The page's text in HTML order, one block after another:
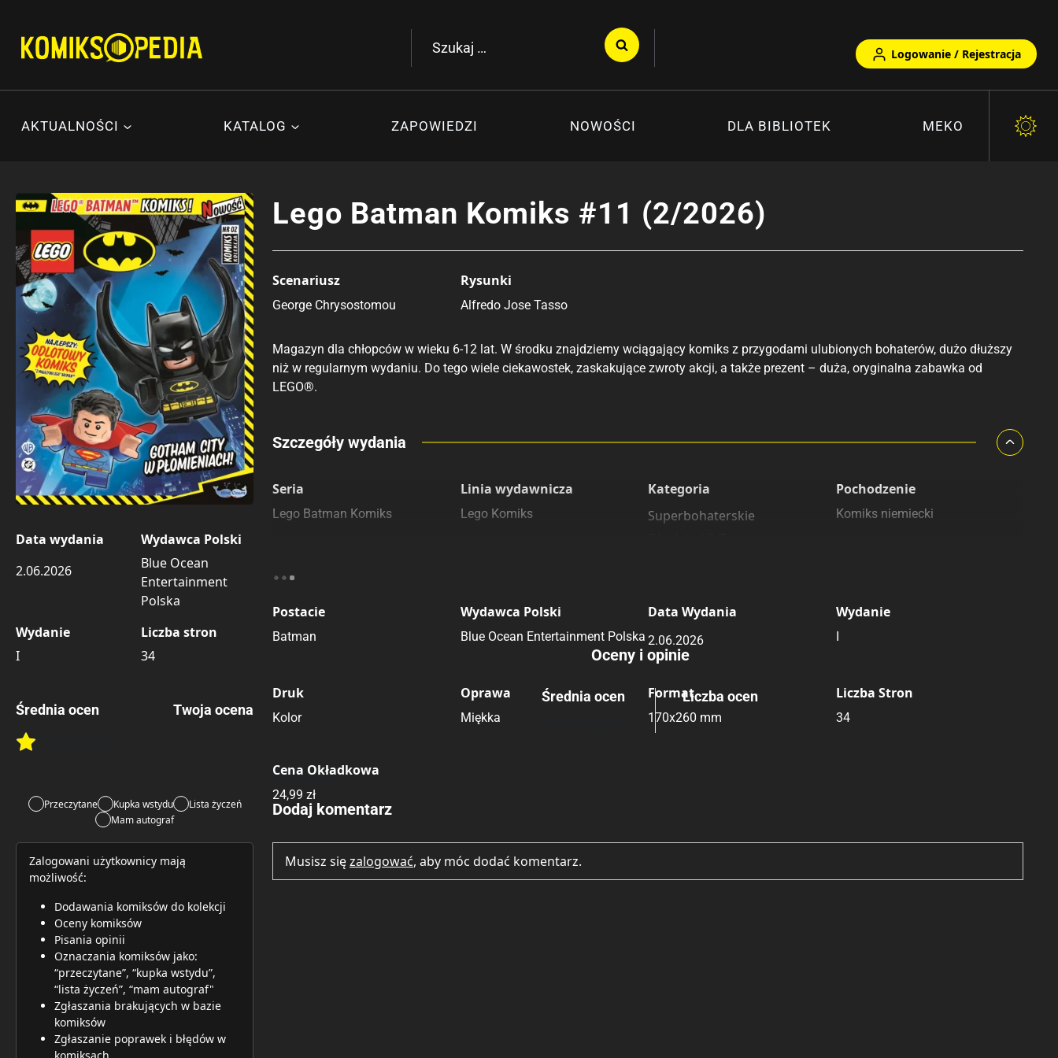
treści
Szukaj:
Logowanie / Rejestracja
AKTUALNOŚCI KATALOG ZAPOWIEDZI NOWOŚCI DLA BIBLIOTEK MEKO
Data wydania
2.06.2026
Wydawca Polski
Blue Ocean
Entertainment
Polska
Wydanie
I
Liczba stron
34
Średnia ocen
Rate this item: Submit Rating
Twoja ocena
Przeczytane Kupka wstydu
Lista życzeń
Mam autograf
Zalogowani użytkownicy mają
możliwość:
Dodawania komiksów do kolekcji
Oceny komiksów
Pisania opinii
Oznaczania komiksów jako:
“przeczytane”, “kupka wstydu”,
“lista życzeń”, “mam autograf"
Zgłaszania brakujących w bazie
komiksów
Zgłaszanie poprawek i błędów w
Lego Batman Komiks #11 (2/2026)
Scenariusz
George Chrysostomou
Rysunki
Alfredo Jose Tasso
Magazyn dla chłopców w wieku 6-12 lat. W środku znajdziemy wciągający komiks z przygodami ulubionych bohaterów, dużo dłuższy
niż w regularnym wydaniu. Do tego wiele ciekawostek, zaskakujące zwroty akcji, a także prezent – duża, oryginalna zabawka od
LEGO®.
Porównaj ceny
Szczegóły wydania
Seria
Lego Batman Komiks
Linia wydawnicza
Lego Komiks
Kategoria
Superbohaterskie
Pochodzenie
Komiks niemiecki
Postacie
Batman
Wydawca Polski
Blue Ocean Entertainment Polska
Data Wydania
2.06.2026
Wydanie
I
Druk
Kolor
Oprawa
Miękka
Format
170x260 mm
Liczba Stron
34
Cena Okładkowa
24,99 zł
Oceny i opinie
Średnia ocen Liczba ocen
Brak opinii.
Dodaj komentarz
Musisz sięzalogować, aby móc dodać komentarz.